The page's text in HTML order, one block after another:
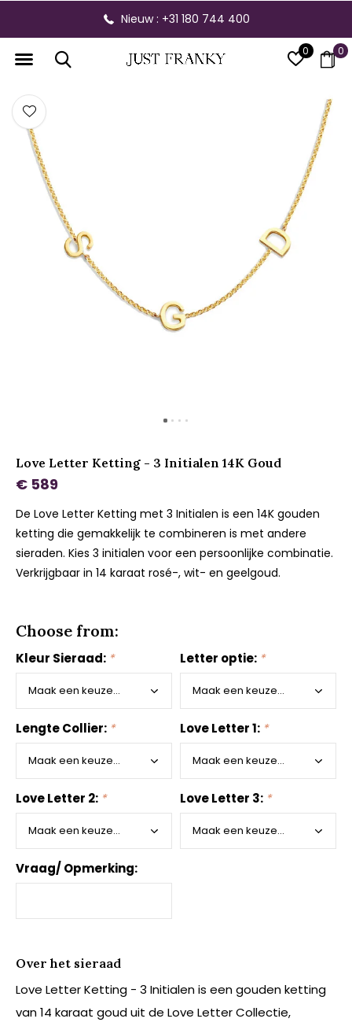
0 0
Nieuw : +31 180 744 400
Love Letter Ketting - 3 Initialen 14K Goud
€ 589
De Love Letter Ketting met 3 Initialen is een 14K gouden
ketting die gemakkelijk te combineren is met andere
sieraden. Kies 3 initialen voor een persoonlijke combinatie.
Verkrijgbaar in 14 karaat rosé-, wit- en geelgoud.
Choose from:
Kleur Sieraad: * Letter optie: *
Lengte Collier: * Love Letter 1: *
Love Letter 2: * Love Letter 3: *
Vraag/ Opmerking:
Over het sieraad
Love Letter Ketting - 3 Initialen is een gouden ketting
van 14 karaat goud uit de Love Letter Collectie,